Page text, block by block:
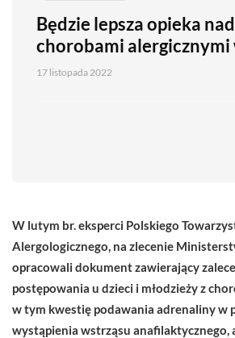
Będzie lepsza opieka
chorobami alergicznymi
17 listopada 2022
W lutym br. eksperci Polskiego
Alergologicznego, na zlecenie
opracowali dokument zawierający
postępowania u dzieci i młodzieżyz
w tym kwestię podawania adrenaliny w
wystąpienia wstrząsu anafilaktycznego,